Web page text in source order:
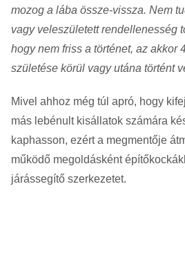
mozog a lába össze-vissza. Nem
vagy veleszületett rendellenesség
hogy nem friss a történet, az akkor
születése körül vagy utána történt
Mivel ahhoz még túl apró, hogy
más lebénult kisállatok számára
kaphasson, ezért a megmentője
működő megoldásként
járássegítő szerkezetet.